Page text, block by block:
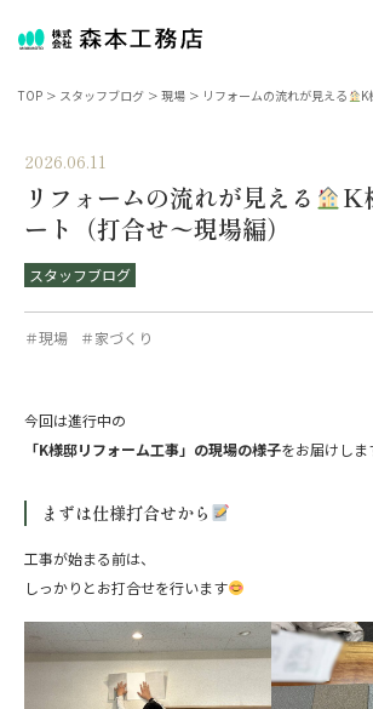
TOP > スタッフブログ > 現場 > リフォームの流れが見える K
2026.06.11
リフォームの流れが見える
K
ート（打合せ〜現場編）
スタッフブログ
＃現場 ＃家づくり
今回は進行中の
「K様邸リフォーム工事」の現場の様子をお届けしま
まずは仕様打合せから
工事が始まる前は、
しっかりとお打合せを行います